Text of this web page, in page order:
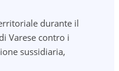
durante il
Varese contro i
sussidiaria,